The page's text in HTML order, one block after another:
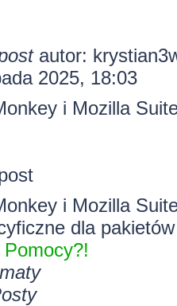
autor:
2025, 18:03
i Mozilla
i Mozilla
dla
Pomocy?!